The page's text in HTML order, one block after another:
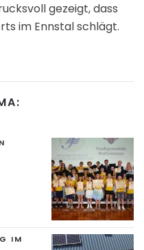
gezeigt, dass
im Ennstal schlägt.
IM